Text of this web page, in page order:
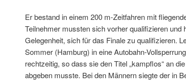
Er bestand in einem 200 m-Zeitfahren mit
Teilnehmer mussten sich vorher qualifizieren und
Gelegenheit, sich für das Finale zu qualifizieren.
Sommer (Hamburg) in eine Autobahn-
rechtzeitig, so dass sie den Titel „kampflos“ an
abgeben musste. Bei den Männern siegte der in